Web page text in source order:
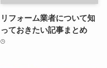
リフォーム業者について知
っておきたい記事まとめ